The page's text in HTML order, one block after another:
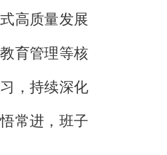
高质量发展
育管理等核
，持续深化
常进，班子